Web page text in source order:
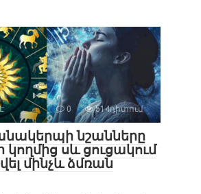
0 514դիտում
նշանները
կողմից սև ցուցակում
մինչև ձմռան